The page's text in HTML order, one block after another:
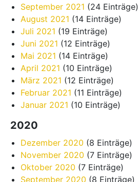
September 2021 (24 Einträge)
August 2021 (14 Einträge)
Juli 2021 (19 Einträge)
Juni 2021 (12 Einträge)
Mai 2021 (14 Einträge)
April 2021 (10 Einträge)
März 2021 (12 Einträge)
Februar 2021 (11 Einträge)
Januar 2021 (10 Einträge)
2020
Dezember 2020 (8 Einträge)
November 2020 (7 Einträge)
Oktober 2020 (7 Einträge)
September 2020 (8 Einträge)